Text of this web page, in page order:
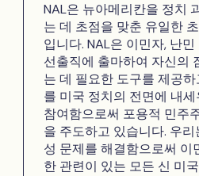
NAL은 뉴아메리칸을 정치
는 데 초점을 맞춘 유일한
입니다. NAL은 이민자, 난
선출직에 출마하여 자신의
는 데 필요한 도구를 제공
를 미국 정치의 전면에 내
참여함으로써 포용적 민주
을 주도하고 있습니다. 우
성 문제를 해결함으로써 이
한 관련이 있는 모든 신 미